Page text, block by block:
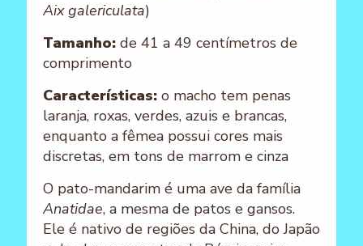
Aix galericulata)
Tamanho: de 41 a 49 centímetros de
comprimento
Características: o macho tem penas
laranja, roxas, verdes, azuis e brancas,
enquanto a fêmea possui cores mais
discretas, em tons de marrom e cinza
O pato-mandarim é uma ave da família
Anatidae, a mesma de patos e gansos.
Ele é nativo de regiões da China, do Japão